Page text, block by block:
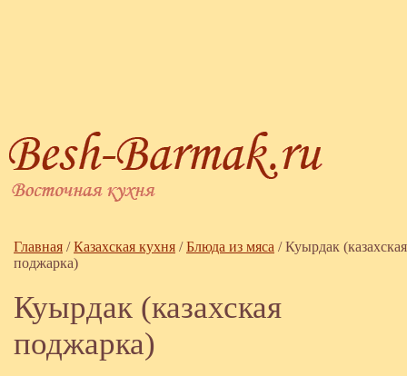
Главная /Казахская кухня /Блюда из мяса /Куырдак (казахская
поджарка)
Куырдак (казахская
поджарка)